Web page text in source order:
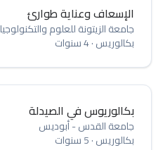
الإسعاف وعناية طوارئ
جامعة الزيتونة للعلوم والتكنولوجيا
بكالوريس·4 سنوات
بكالوريوس في الصيدلة
جامعة القدس - أبوديس
بكالوريس·5 سنوات